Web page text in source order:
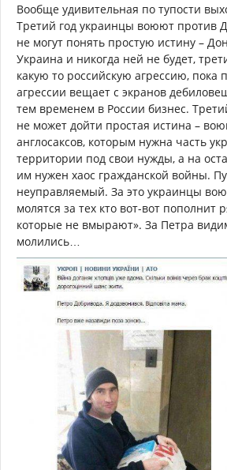
Вообще удивительная по тупости
Третий год украинцы воюют против
не могут понять простую истину –
Украина и никогда ней не будет,
какую то российскую агрессию, пока
агрессии вещает с экранов
тем временем в России бизнес.
не может дойти простая истина –
англосаксов, которым нужна часть
территории под свои нужды, а на
им нужен хаос гражданской войны.
неуправляемый. За это украинцы
молятся за тех кто вот-вот пополнит
которые не вмырают». За Петра
молились…